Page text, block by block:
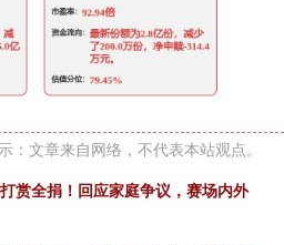
：文章来自网络，不代表本站观点。
赏全捐！回应家庭争议，赛场内外